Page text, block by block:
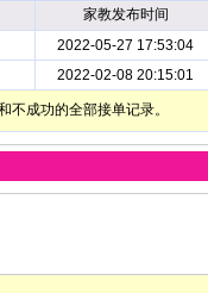
家教发布时间
2022-05-27 17:53:04
2022-02-08 20:15:01
成功的全部接单记录。